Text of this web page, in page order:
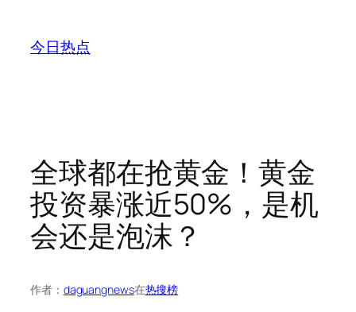
今日热点
全球都在抢黄金！黄金
投资暴涨近50%，是机
会还是泡沫？
作者： daguangnews在热搜榜